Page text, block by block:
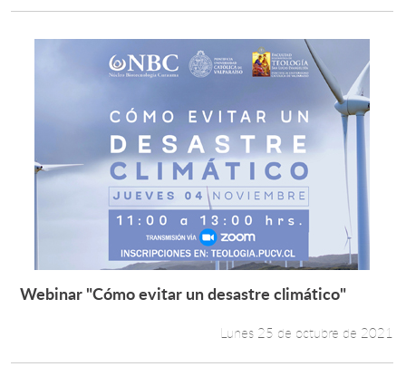
Alumni
Leer más +
Webinar "Cómo evitar un desastre climático"
Lunes 25 de octubre de 2021